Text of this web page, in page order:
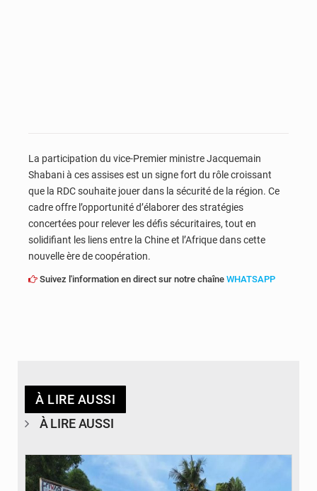
La participation du vice-Premier ministre Jacquemain
Shabani à ces assises est un signe fort du rôle croissant
que la RDC souhaite jouer dans la sécurité de la région. Ce
cadre offre l’opportunité d’élaborer des stratégies
concertées pour relever les défis sécuritaires, tout en
solidifiant les liens entre la Chine et l’Afrique dans cette
nouvelle ère de coopération.
Suivez l'information en direct sur notre chaîne WHATSAPP
À LIRE AUSSI
À LIRE AUSSI